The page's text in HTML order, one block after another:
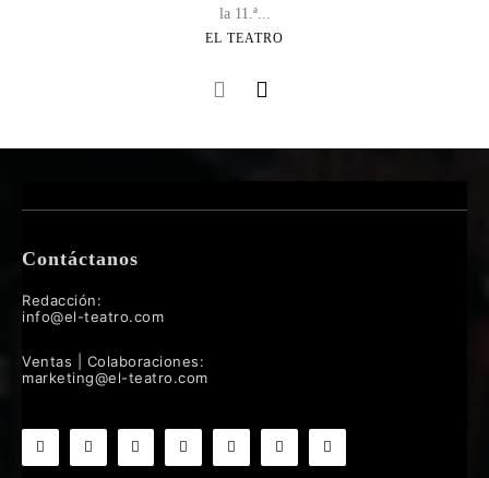
la 11.ª...
EL TEATRO
Contáctanos
Redacción:
info@el-teatro.com
Ventas | Colaboraciones:
marketing@el-teatro.com